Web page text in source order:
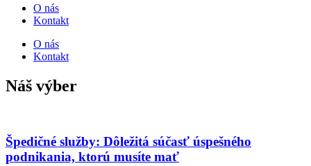
O nás
Kontakt
O nás
Kontakt
Náš výber
Špedičné služby: Dôležitá súčasť úspešného
podnikania, ktorú musíte mať